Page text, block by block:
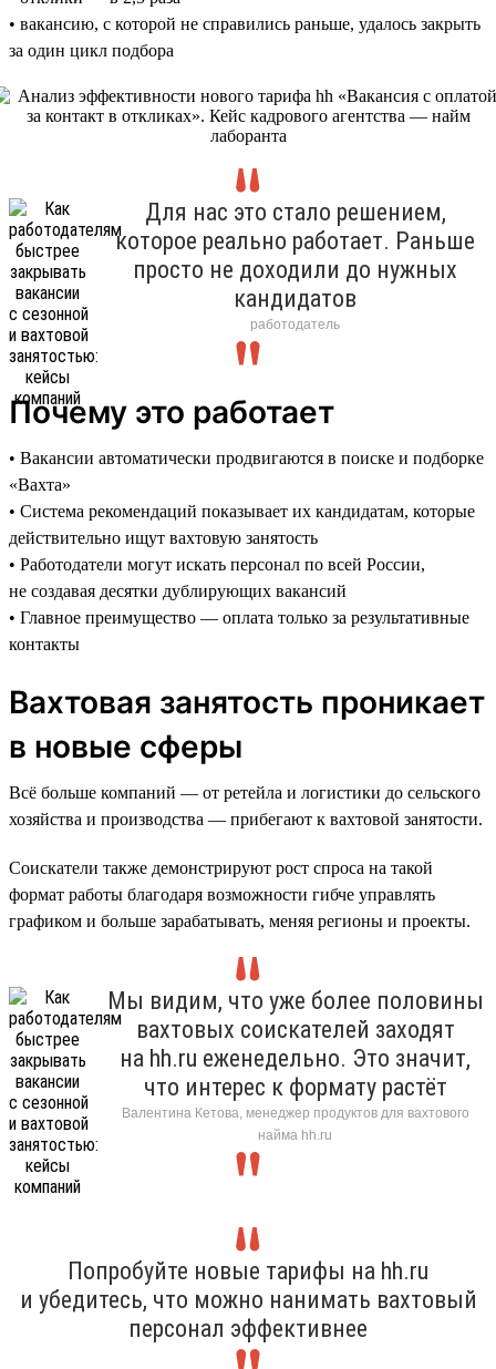
• вакансию, с которой не справились раньше, удалось закрыть
за один цикл подбора
Для нас это стало решением,
которое реально работает. Раньше
просто не доходили до нужных
кандидатов
работодатель
Почему это работает
• Вакансии автоматически продвигаются в поиске и подборке
«Вахта»
• Система рекомендаций показывает их кандидатам, которые
действительно ищут вахтовую занятость
• Работодатели могут искать персонал по всей России,
не создавая десятки дублирующих вакансий
• Главное преимущество — оплата только за результативные
контакты
Вахтовая занятость проникает
в новые сферы
Всё больше компаний — от ретейла и логистики до сельского
хозяйства и производства — прибегают к вахтовой занятости.
Соискатели также демонстрируют рост спроса на такой
формат работы благодаря возможности гибче управлять
графиком и больше зарабатывать, меняя регионы и проекты.
Мы видим, что уже более половины
вахтовых соискателей заходят
на hh.ru еженедельно. Это значит,
что интерес к формату растёт
Валентина Кетова, менеджер продуктов для вахтового
найма hh.ru
Попробуйте новые тарифы на hh.ru
и убедитесь, что можно нанимать вахтовый
персонал эффективнее